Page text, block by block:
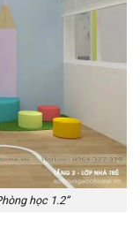
học 1.2”